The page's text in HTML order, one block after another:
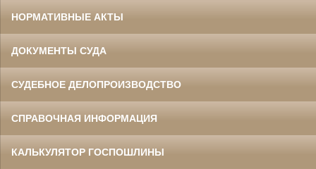
НОРМАТИВНЫЕ АКТЫ
ДОКУМЕНТЫ СУДА
СУДЕБНОЕ ДЕЛОПРОИЗВОДСТВО
СПРАВОЧНАЯ ИНФОРМАЦИЯ
КАЛЬКУЛЯТОР ГОСПОШЛИНЫ